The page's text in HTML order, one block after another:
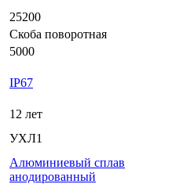
25200
Скоба поворотная
5000
IP67
12 лет
УХЛ1
Алюминиевый сплав
анодированный